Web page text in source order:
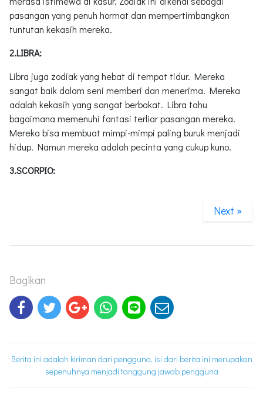
pasangan yang penuh hormat dan mempertimbangkan
tuntutan kekasih mereka.
2.LIBRA:
Libra juga zodiak yang hebat di tempat tidur. Mereka
sangat baik dalam seni memberi dan menerima. Mereka
adalah kekasih yang sangat berbakat. Libra tahu
bagaimana memenuhi fantasi terliar pasangan mereka.
Mereka bisa membuat mimpi-mimpi paling buruk menjadi
hidup. Namun mereka adalah pecinta yang cukup kuno.
3.SCORPIO:
Next »
Bagikan
Berita ini adalah kiriman dari pengguna, isi dari berita ini merupakan
sepenuhnya menjadi tanggung jawab pengguna